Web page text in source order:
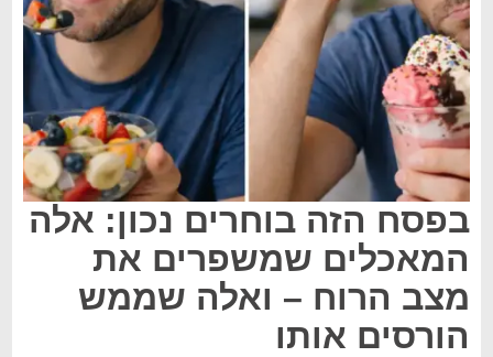
בפסח הזה בוחרים נכון: אלה
המאכלים שמשפרים את
מצב הרוח – ואלה שממש
הורסים אותו